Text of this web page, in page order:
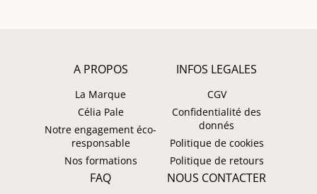
A PROPOS
La Marque
Célia Pale
Notre engagement éco-
responsable
Nos formations
INFOS LEGALES
CGV
Confidentialité des
donnés
Politique de cookies
Politique de retours
FAQ NOUS CONTACTER